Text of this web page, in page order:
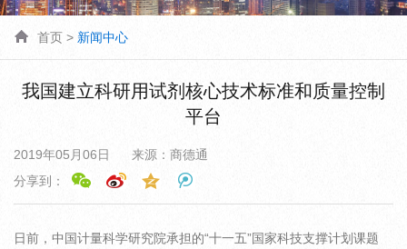
首页 > 新闻中心
我国建立科研用试剂核心技术标准和质量控制
平台
2019年05月06日
来源：商德通
分享到：
日前，中国计量科学研究院承担的“十一五”国家科技支撑计划课题